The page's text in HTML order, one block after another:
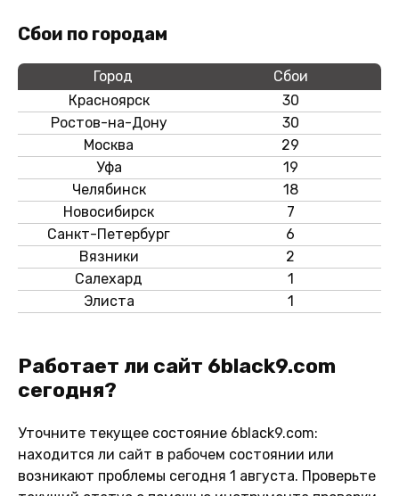
Сбои по городам
Город
Сбои
Красноярск
30
Ростов-на-Дону
30
Москва
29
Уфа
19
Челябинск
18
Новосибирск
7
Санкт-Петербург
6
Вязники
2
Салехард
1
Элиста
1
Работает ли сайт 6black9.com
сегодня?
Уточните текущее состояние 6black9.com:
находится ли сайт в рабочем состоянии или
возникают проблемы сегодня 1 августа. Проверьте